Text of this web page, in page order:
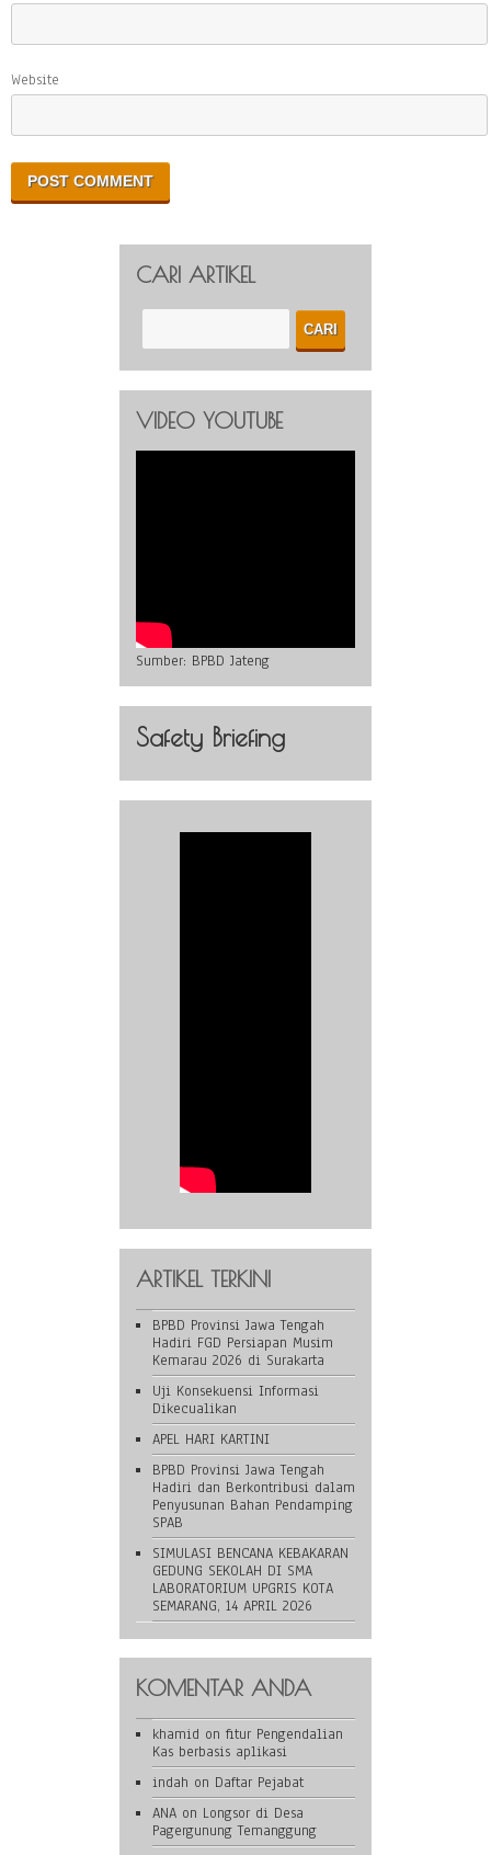
Website
CARI ARTIKEL
VIDEO YOUTUBE
Sumber: BPBD Jateng
Safety Briefing
ARTIKEL TERKINI
BPBD Provinsi Jawa Tengah
Hadiri FGD Persiapan Musim
Kemarau 2026 di Surakarta
Uji Konsekuensi Informasi
Dikecualikan
APEL HARI KARTINI
BPBD Provinsi Jawa Tengah
Hadiri dan Berkontribusi dalam
Penyusunan Bahan Pendamping
SPAB
SIMULASI BENCANA KEBAKARAN
GEDUNG SEKOLAH DI SMA
LABORATORIUM UPGRIS KOTA
SEMARANG, 14 APRIL 2026
KOMENTAR ANDA
khamid on fitur Pengendalian
Kas berbasis aplikasi
indah on Daftar Pejabat
ANA on Longsor di Desa
Pagergunung Temanggung